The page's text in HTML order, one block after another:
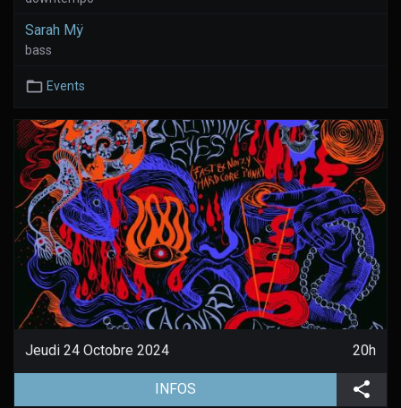
Sarah Mÿ
bass
Events
Jeudi 24 Octobre 2024 20h
INFOS (aller à la page de l'évènement)